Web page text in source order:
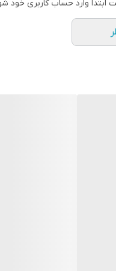
ابتدا وارد حساب کاربری خود